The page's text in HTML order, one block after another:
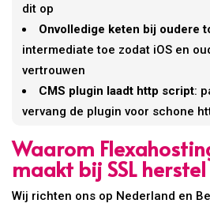
dit op
Onvolledige keten bij oudere
intermediate toe zodat iOS en
vertrouwen
CMS plugin laadt http script:
vervang de plugin voor schone
Waarom
maakt bij SSL herstel
Wij richten ons op Nederland en